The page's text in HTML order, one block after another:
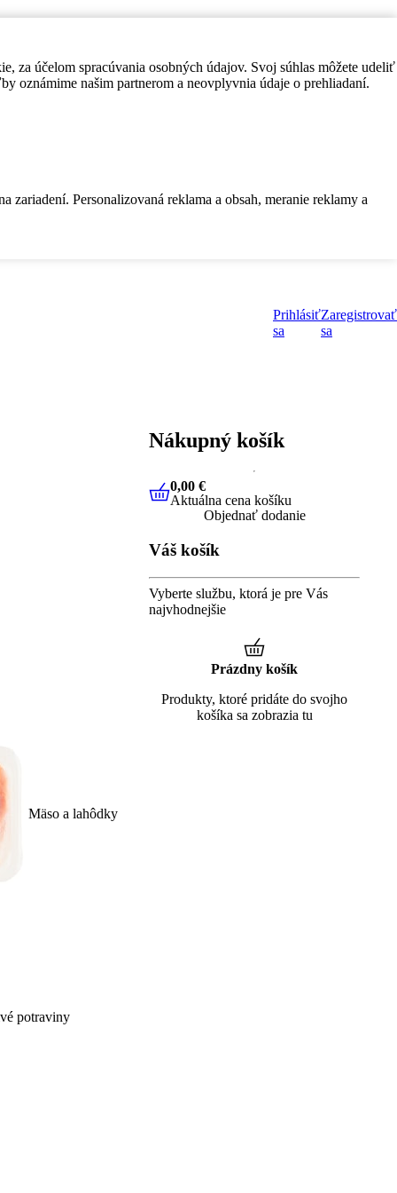
za účelom spracúvania osobných údajov. Svoj súhlas môžete udeliť
oznámime našim partnerom a neovplyvnia údaje o prehliadaní.
Personalizovaná reklama a obsah, meranie reklamy a
Prihlásiť
sa
Zaregistrovať
sa
Mäso a lahôdky
potraviny
Nákupný košík
0,00 €Aktuálna cena košíku
0,00 €
Aktuálna cena košíku
Objednať dodanie
Váš košík
Vyberte službu, ktorá je pre Vás
najvhodnejšie
Prázdny košík
Produkty, ktoré pridáte do svojho
košíka sa zobrazia tu